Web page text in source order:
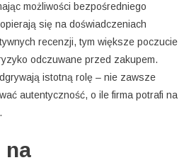
możliwości bezpośredniego
się na doświadczeniach
recenzji, tym większe poczucie
odczuwane przed zakupem.
istotną rolę – nie zawsze
autentyczność, o ile firma potrafi na
na